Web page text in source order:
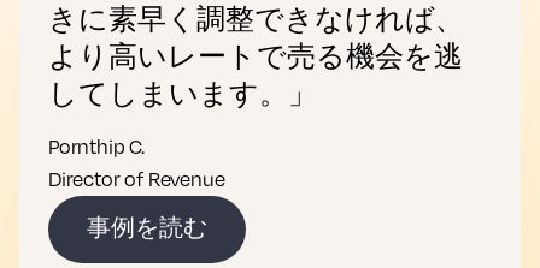
きに素早く調整できなければ、
より高いレートで売る機会を逃
してしまいます。」
Pornthip C.
Director of Revenue
事例を読む